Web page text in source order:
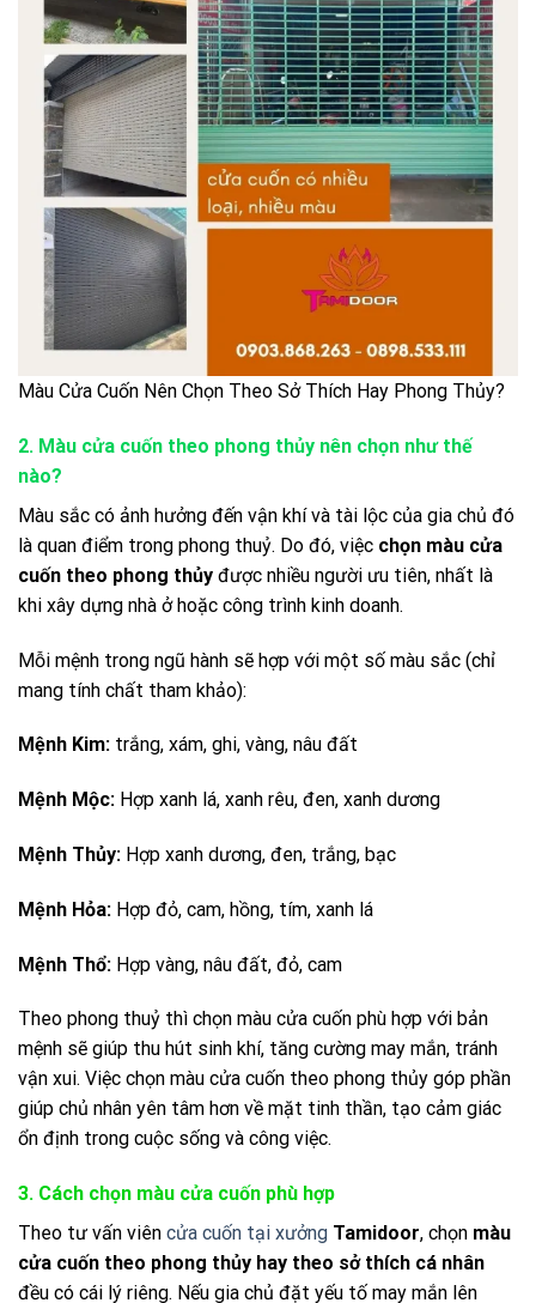
Màu Cửa Cuốn Nên Chọn Theo Sở Thích Hay Phong Thủy?
2. Màu cửa cuốn theo phong thủy nên chọn như thế
nào?
Màu sắc có ảnh hưởng đến vận khí và tài lộc của gia chủ đó
là quan điểm trong phong thuỷ. Do đó, việc chọn màu cửa
cuốn theo phong thủy được nhiều người ưu tiên, nhất là
khi xây dựng nhà ở hoặc công trình kinh doanh.
Mỗi mệnh trong ngũ hành sẽ hợp với một số màu sắc (chỉ
mang tính chất tham khảo):
Mệnh Kim: trắng, xám, ghi, vàng, nâu đất
Mệnh Mộc: Hợp xanh lá, xanh rêu, đen, xanh dương
Mệnh Thủy: Hợp xanh dương, đen, trắng, bạc
Mệnh Hỏa: Hợp đỏ, cam, hồng, tím, xanh lá
Mệnh Thổ: Hợp vàng, nâu đất, đỏ, cam
Theo phong thuỷ thì chọn màu cửa cuốn phù hợp với bản
mệnh sẽ giúp thu hút sinh khí, tăng cường may mắn, tránh
vận xui. Việc chọn màu cửa cuốn theo phong thủy góp phần
giúp chủ nhân yên tâm hơn về mặt tinh thần, tạo cảm giác
ổn định trong cuộc sống và công việc.
3. Cách chọn màu cửa cuốn phù hợp
Theo tư vấn viên cửa cuốn tại xưởng Tamidoor, chọn màu
cửa cuốn theo phong thủy hay theo sở thích cá nhân
đều có cái lý riêng. Nếu gia chủ đặt yếu tố may mắn lên